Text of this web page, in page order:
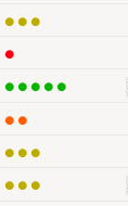
3
1
5
2
3
3